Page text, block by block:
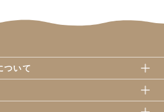
ついて